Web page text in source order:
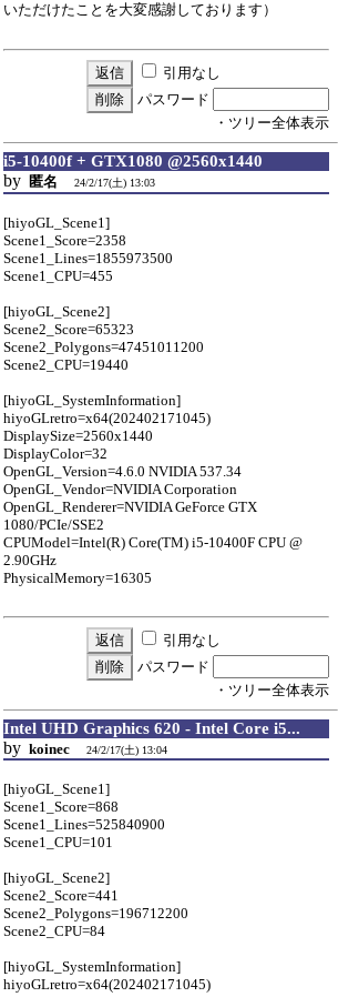
いただけたことを大変感謝しております）
引用なし
パスワード
・ツリー全体表示
i5-10400f + GTX1080 @2560x1440
by 匿名 24/2/17(土) 13:03
[hiyoGL_Scene1]
Scene1_Score=2358
Scene1_Lines=1855973500
Scene1_CPU=455
[hiyoGL_Scene2]
Scene2_Score=65323
Scene2_Polygons=47451011200
Scene2_CPU=19440
[hiyoGL_SystemInformation]
hiyoGLretro=x64(202402171045)
DisplaySize=2560x1440
DisplayColor=32
OpenGL_Version=4.6.0 NVIDIA 537.34
OpenGL_Vendor=NVIDIA Corporation
OpenGL_Renderer=NVIDIA GeForce GTX
1080/PCIe/SSE2
CPUModel=Intel(R) Core(TM) i5-10400F CPU @
2.90GHz
PhysicalMemory=16305
引用なし
パスワード
・ツリー全体表示
Intel UHD Graphics 620 - Intel Core i5...
by koinec 24/2/17(土) 13:04
[hiyoGL_Scene1]
Scene1_Score=868
Scene1_Lines=525840900
Scene1_CPU=101
[hiyoGL_Scene2]
Scene2_Score=441
Scene2_Polygons=196712200
Scene2_CPU=84
[hiyoGL_SystemInformation]
hiyoGLretro=x64(202402171045)